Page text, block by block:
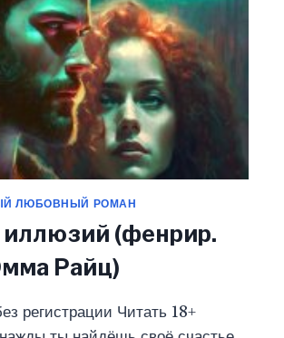
ЛЮБОВНЫЙ РОМАН
(фенрир.
Райц)
регистрации Читать 18+